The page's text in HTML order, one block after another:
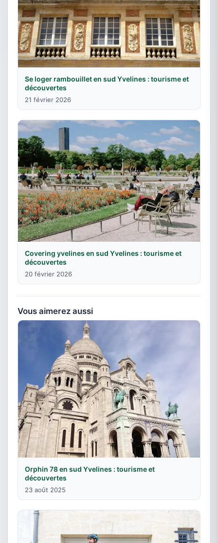
Se loger rambouillet en sud Yvelines : tourisme et
découvertes
21 février 2026
Covering yvelines en sud Yvelines : tourisme et
découvertes
20 février 2026
Vous aimerez aussi
Orphin 78 en sud Yvelines : tourisme et
découvertes
23 août 2025